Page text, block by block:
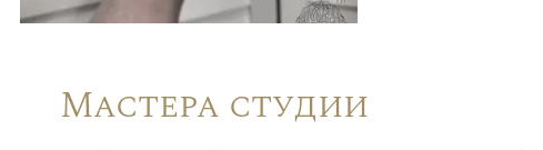
Мастера студии